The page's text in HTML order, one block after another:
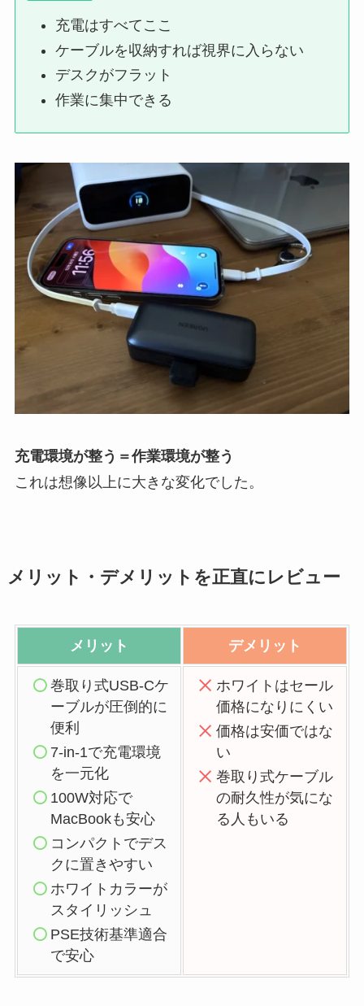
充電はすべてここ
ケーブルを収納すれば視界に入らない
デスクがフラット
作業に集中できる
充電環境が整う＝作業環境が整う
これは想像以上に大きな変化でした。
メリット・デメリットを正直にレビュー
メリット デメリット
巻取り式USB-Cケ
ーブルが圧倒的に
便利
7-in-1で充電環境
を一元化
100W対応で
MacBookも安心
コンパクトでデス
クに置きやすい
ホワイトカラーが
スタイリッシュ
PSE技術基準適合
で安心
ホワイトはセール
価格になりにくい
価格は安価ではな
い
巻取り式ケーブル
の耐久性が気にな
る人もいる